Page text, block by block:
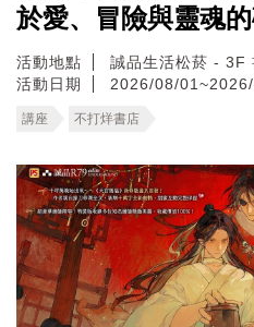
於愛、冒險與靈魂的
活動地點
誠品生活松菸 - 3F
活動日期
2026/08/
講座 不打烊書店